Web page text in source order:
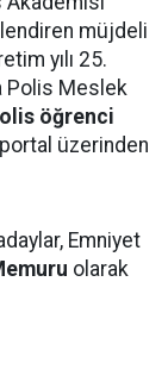
müjdeli
yılı 25.
Polis Meslek
öğrenci
üzerinden
Emniyet
olarak